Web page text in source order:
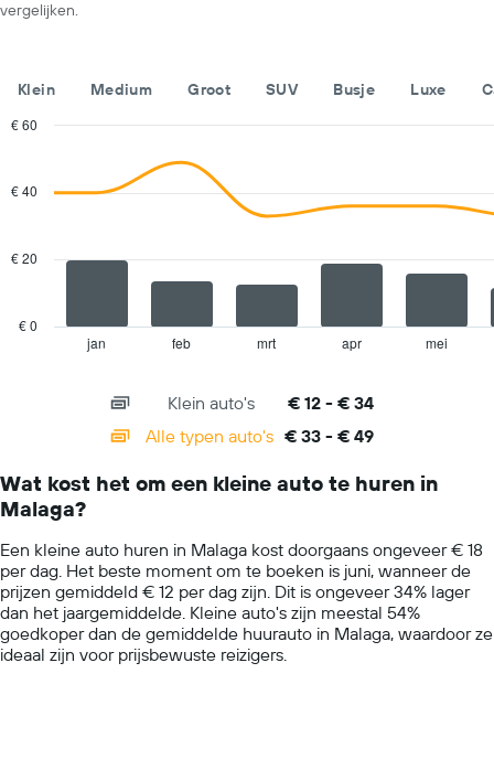
De
1
Y-
as
laagste
een
huurauto
betreffende
bedrijven.
vergelijken.
Klein Medium Groot SUV Busje Luxe
with
has
categories.
The
has
1
Y
axis
displaying
values.
jan feb mrt apr mei
€ 0
€ 20
€ 40
€ 60
Klein auto's
€ 12 - € 34
Alle typen auto's € 33 - € 49
Wat kost het om een kleine auto te huren in
Malaga?
Een kleine auto huren in Malaga kost doorgaans ongeveer € 18
per dag. Het beste moment om te boeken is juni, wanneer de
prijzen gemiddeld € 12 per dag zijn. Dit is ongeveer 34% lager
dan het jaargemiddelde. Kleine auto's zijn meestal 54%
goedkoper dan de gemiddelde huurauto in Malaga, waardoor ze
ideaal zijn voor prijsbewuste reizigers.